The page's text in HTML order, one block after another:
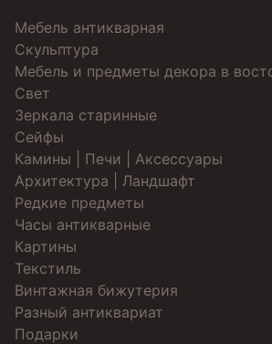
Мебель антикварная
Скульптура
Мебель и предметы декора в
Свет
Зеркала старинные
Cейфы
Камины | Печи | Аксессуары
Архитектура | Ландшафт
Редкие предметы
Часы антикварные
Картины
Текстиль
Винтажная бижутерия
Разный антиквариат
Подарки